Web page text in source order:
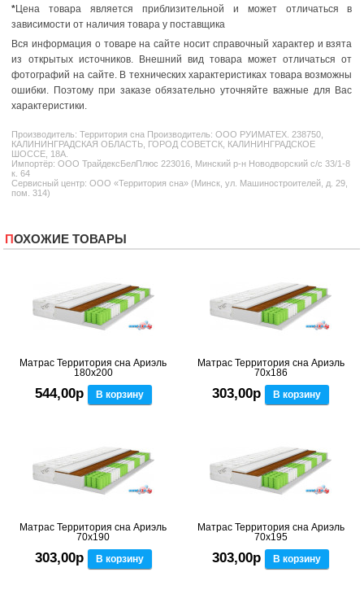
*Цена товара является приблизительной и может отличаться в
зависимости от наличия товара у поставщика
Вся информация о товаре на сайте носит справочный характер и взята
из открытых источников. Внешний вид товара может отличаться от
фотографий на сайте. В технических характеристиках товара возможны
ошибки. Поэтому при заказе обязательно уточняйте важные для Вас
характеристики.
Производитель:Территория сна Производитель: ООО РУИМАТЕХ. 238750,
КАЛИНИНГРАДСКАЯ ОБЛАСТЬ, ГОРОД СОВЕТСК, КАЛИНИНГРАДСКОЕ
ШОССЕ, 18А.
Импортёр: ООО ТрайдексБелПлюс 223016, Минский р-н Новодворский с/с 33/1-8
к. 64
Сервисный центр: ООО «Территория сна» (Минск, ул. Машиностроителей, д. 29,
пом. 314)
ПОХОЖИЕ ТОВАРЫ
Матрас Территория сна Ариэль
180x200
544,00р В корзину
Матрас Территория сна Ариэль
70x186
303,00р В корзину
Матрас Территория сна Ариэль
70x190
303,00р В корзину
Матрас Территория сна Ариэль
70x195
303,00р В корзину